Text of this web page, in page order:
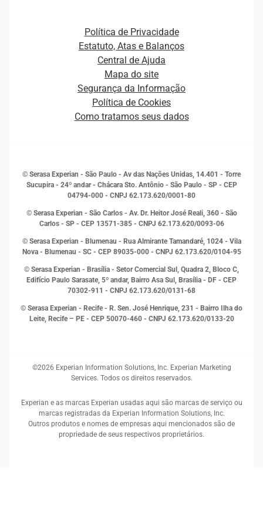
Plataformas e Motores de decisão
Curso Gratuito de Saúde Financeira
Empreendedorismo
Estudos e Pesquisas
Inovação e Tecnologia
Leis e impostos
Marketing
Open Finance
Proteção de Dados
Sustentabilidade Corporativa
Distribuidores e representantes
Estrutura Organizacional
Sala de Imprensa
Política de Privacidade
Estatuto, Atas e Balanços
Central de Ajuda
Mapa do site
Segurança da Informação
Política de Cookies
Como tratamos seus dados
© Serasa Experian - São Paulo - Av das Nações Unidas, 14.401 - Torre
Sucupira - 24º andar - Chácara Sto. Antônio - São Paulo - SP - CEP
04794-000 - CNPJ 62.173.620/0001-80
© Serasa Experian - São Carlos - Av. Dr. Heitor José Reali, 360 - São
Carlos - SP - CEP 13571-385 - CNPJ 62.173.620/0093-06
© Serasa Experian - Blumenau - Rua Almirante Tamandaré, 1024 - Vila
Nova - Blumenau - SC - CEP 89035-000 - CNPJ 62.173.620/0104-95
© Serasa Experian - Brasília - Setor Comercial Sul, Quadra 2, Bloco C,
Edifício Paulo Sarasate, 5º andar, Bairro Asa Sul, Brasília - DF - CEP
70302-911 - CNPJ 62.173.620/0131-68
© Serasa Experian - Recife - R. Sen. José Henrique, 231 - Bairro Ilha do
Leite, Recife – PE - CEP 50070-460 - CNPJ 62.173.620/0133-20
©2026 Experian Information Solutions, Inc. Experian Marketing
Services. Todos os direitos reservados.
Experian e as marcas Experian usadas aqui são marcas de serviço ou
marcas registradas da Experian Information Solutions, Inc.
Outros produtos e nomes de empresas aqui mencionados são de
propriedade de seus respectivos proprietários.